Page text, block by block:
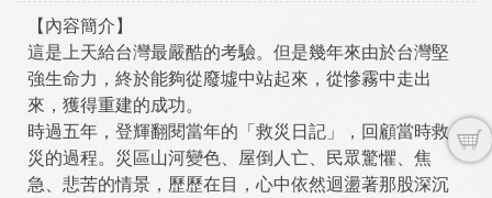
【內容簡介】
這是上天給台灣最嚴酷的考驗。但是幾年來由於台灣堅
強生命力，終於能夠從廢墟中站起來，從慘霧中走出
來，獲得重建的成功。
時過五年，登輝翻閱當年的「救災日記」，回顧當時救
災的過程。災區山河變色、屋倒人亡、民眾驚懼、焦
急、悲苦的情景，歷歷在目，心中依然迴盪著那股深沉